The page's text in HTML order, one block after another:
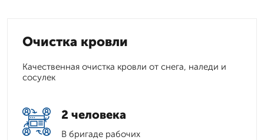
Очистка кровли
Качественная очистка кровли от снега, наледи и
сосулек
2 человека
В бригаде рабочих